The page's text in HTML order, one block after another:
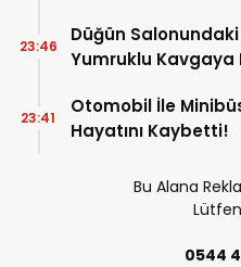
Düğün
Yumruklu Kavgaya
23:46
Otomobil İle
Hayatını Kaybetti!
23:41
Bu Alana
0544